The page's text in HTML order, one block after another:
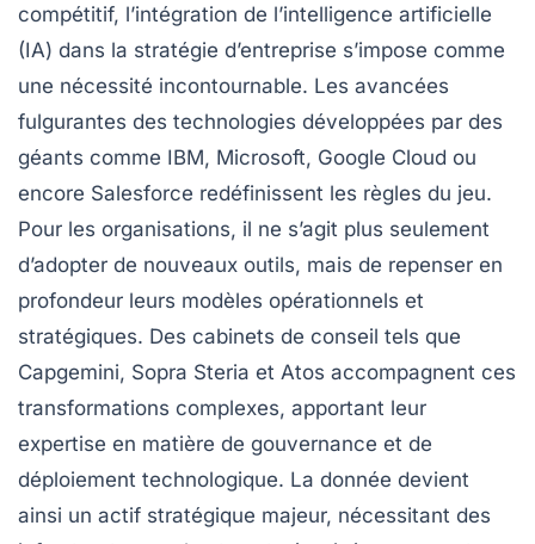
compétitif, l’intégration de l’intelligence artificielle
(IA) dans la stratégie d’entreprise s’impose comme
une nécessité incontournable. Les avancées
fulgurantes des technologies développées par des
géants comme IBM, Microsoft, Google Cloud ou
encore Salesforce redéfinissent les règles du jeu.
Pour les organisations, il ne s’agit plus seulement
d’adopter de nouveaux outils, mais de repenser en
profondeur leurs modèles opérationnels et
stratégiques. Des cabinets de conseil tels que
Capgemini, Sopra Steria et Atos accompagnent ces
transformations complexes, apportant leur
expertise en matière de gouvernance et de
déploiement technologique. La donnée devient
ainsi un actif stratégique majeur, nécessitant des